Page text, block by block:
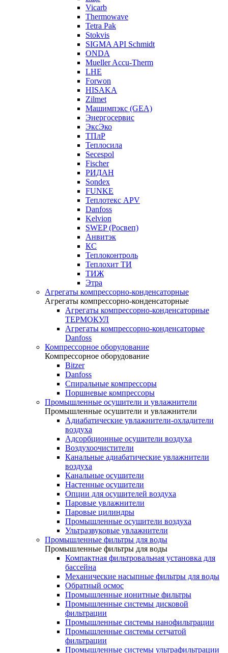
Vicarb
Thermowave
Tetra Pak
Stokvis
SIGMA API Schmidt
ONDA
Mueller Accu-Therm
LHE
Forwon
HISAKA
Zilmet
Машимпэкс (GEA)
Энергосервис
ЭксЭко
ТПлР
Теплосила
Secespol
Fischer
РИДАН
Sondex
FUNKE
Теплотекс APV
Danfoss
Kelvion
SWEP (Росвеп)
Анвитэк
КС
Теплоконтроль
Теплохит ТИ
ТИЖ
Этра
Агрегаты компрессорно-конденсаторные
Агрегаты компрессорно-конденсаторные
Агрегаты компрессорно-конденсаторные
ТЕРМОКУЛ
Агрегаты компрессорно-конденсаторые
Danfoss
Компрессорное оборудование
Компрессорное оборудование
Bitzer
Danfoss
Спиральные компрессоры
Поршневые компрессоры
Промышленные осушители и увлажнители
Промышленные осушители и увлажнители
Адиабатические увлажнители-охладители
воздуха
Адсорбционные осушители воздуха
Воздухоочистители
Канальные адиабатические увлажнители
воздуха
Канальные осушители
Настенные осушители
Опции для осушителей воздуха
Паровые увлажнители
Паровые цилиндры
Промышленные осушители воздуха
Ультразвуковые увлажнители
Промышленные фильтры для воды
Промышленные фильтры для воды
Компактная фильтровальная установка для
бассейна
Механические насыпные фильтры для воды
Обратный осмос
Промышленные ионитные фильтры
Промышленные системы дисковой
фильтрации
Промышленные системы нанофильтрации
Промышленные системы сетчатой
фильтрации
Промышленные системы ультрафильтрации